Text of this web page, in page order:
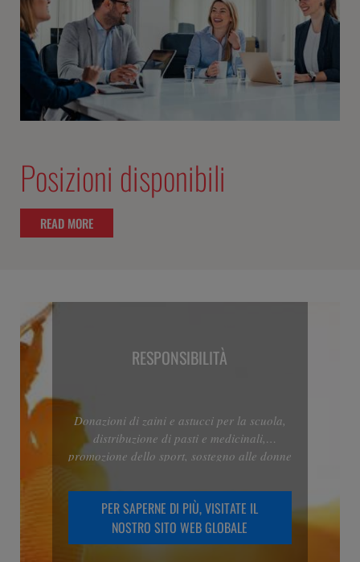
Posizioni disponibili
READ MORE
RESPONSIBILITÀ
Donazioni di zaini e astucci per la scuola,
distribuzione di pasti e medicinali,
promozione dello sport, sostegno alle donne
responsabili di Menarini significa
trasformare le buone intenzioni in sforzi
concreti.
PER SAPERNE DI PIÙ, VISITATE IL
NOSTRO SITO WEB GLOBALE